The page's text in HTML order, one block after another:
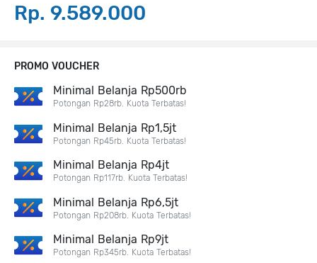
Rp. 9.589.000
PROMO VOUCHER
Minimal Belanja Rp500rb
Potongan Rp28rb. Kuota Terbatas!
Minimal Belanja Rp1,5jt
Potongan Rp45rb. Kuota Terbatas!
Minimal Belanja Rp4jt
Potongan Rp117rb. Kuota Terbatas!
Minimal Belanja Rp6,5jt
Potongan Rp208rb. Kuota Terbatas!
Minimal Belanja Rp9jt
Potongan Rp345rb. Kuota Terbatas!